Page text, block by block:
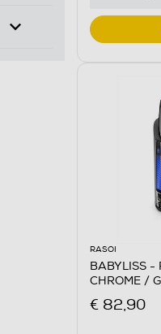
RASOI
BABYLISS -
CHROME /
€ 82,90